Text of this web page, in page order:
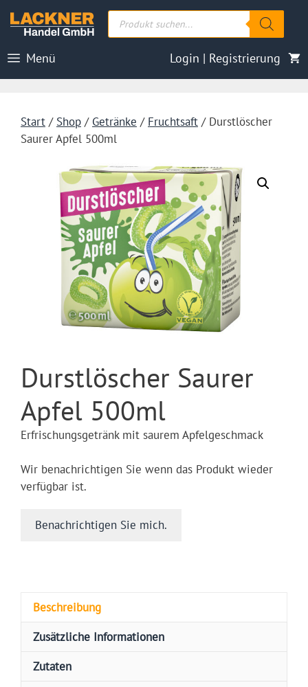
Inhalt
Products
search
Menü Login | Registrierung
Start / Shop / Getränke / Fruchtsaft / Durstlöscher
Saurer Apfel 500ml
Durstlöscher Saurer
Apfel 500ml
Erfrischungsgetränk mit saurem Apfelgeschmack
Wir benachrichtigen Sie wenn das Produkt wieder
verfügbar ist.
Benachrichtigen Sie mich.
Beschreibung
Zusätzliche Informationen
Zutaten